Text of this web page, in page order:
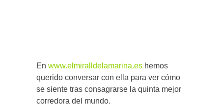
En www.elmiralldelamarina.es hemos
querido conversar con ella para ver cómo
se siente tras consagrarse la quinta mejor
corredora del mundo.